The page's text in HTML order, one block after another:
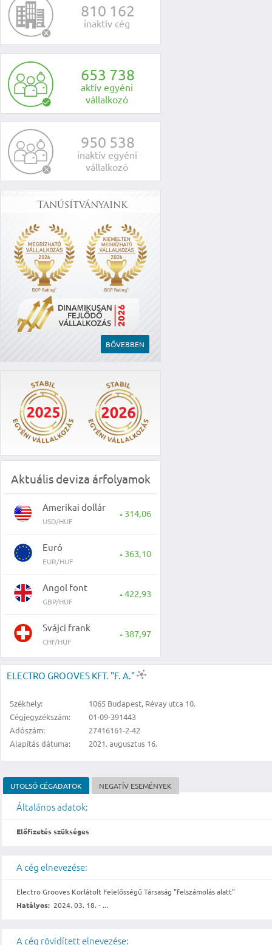
810 162
inaktív cég
653 738
aktív egyéni
vállalkozó
950 538
inaktív egyéni
vállalkozó
Tanúsítványaink
BŐVEBBEN
Aktuális deviza árfolyamok
Amerikai dollár
USD/HUF
▲ 314,06
Euró
EUR/HUF
▲ 363,10
Angol font
GBP/HUF
▲ 422,93
Svájci frank
CHF/HUF
▲ 387,97
ELECTRO GROOVES KFT. "F. A."
Székhely:
1065 Budapest, Révay utca 10.
Cégjegyzékszám:
01-09-391443
Adószám:
27416161-2-42
Alapítás dátuma:
2021. augusztus 16.
UTOLSÓ CÉGADATOK NEGATÍV ESEMÉNYEK
Általános adatok:
Előfizetés szükséges
A cég elnevezése:
Electro Grooves Korlátolt Felelősségű Társaság "felszámolás alatt"
Hatályos: 2024. 03. 18. - ...
A cég rövidített elnevezése: